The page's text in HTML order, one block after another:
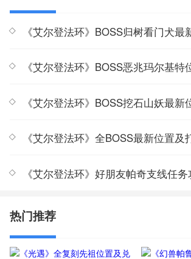
《艾尔登法环》BOSS归树看门犬最
《艾尔登法环》BOSS挖石山妖最新
《艾尔登法环》全BOSS最新位置及
《艾尔登法环》好朋友帕奇支线任
热门推荐